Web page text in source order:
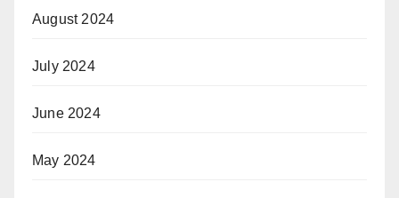
August 2024
July 2024
June 2024
May 2024